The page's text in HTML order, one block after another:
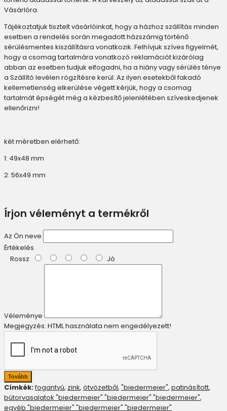
Vásárlóra.
Tájékoztatjuk tisztelt vásárlóinkat, hogy a házhoz szállítás minden
esetben a rendelés során megadott házszámig történő
sérülésmentes kiszállításra vonatkozik. Felhívjuk szíves figyelmét,
hogy a csomag tartalmára vonatkozó reklamációt kizárólag
abban az esetben tudjuk elfogadni, ha a hiány vagy sérülés ténye
a Szállító levélen rögzítésre kerül. Az ilyen esetekből fakadó
kellemetlenség elkerülése végett kérjük, hogy a csomag
tartalmát épségét még a kézbesítő jelenlétében szíveskedjenek
ellenőrizni!
két méretben elérhető:
1: 49x48 mm
2: 56x49 mm
Írjon véleményt a termékről
Az Ön neve
Értékelés
Rossz
Jó
Véleménye
Megjegyzés: HTML használata nem engedélyezett!
Tovább
Címkék:fogantyú, zink, ötvözetből, "biedermeier", patinásított,
bútorvasalatok "biedermeier" "biedermeier" "biedermeier",
egyéb "biedermeier" "biedermeier" "biedermeier"